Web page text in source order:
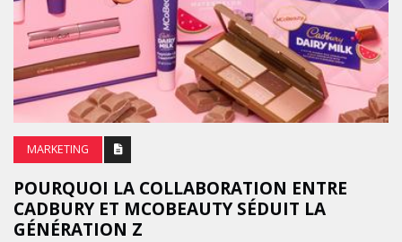
MARKETING
POURQUOI LA COLLABORATION ENTRE
CADBURY ET MCOBEAUTY SÉDUIT LA
GÉNÉRATION Z